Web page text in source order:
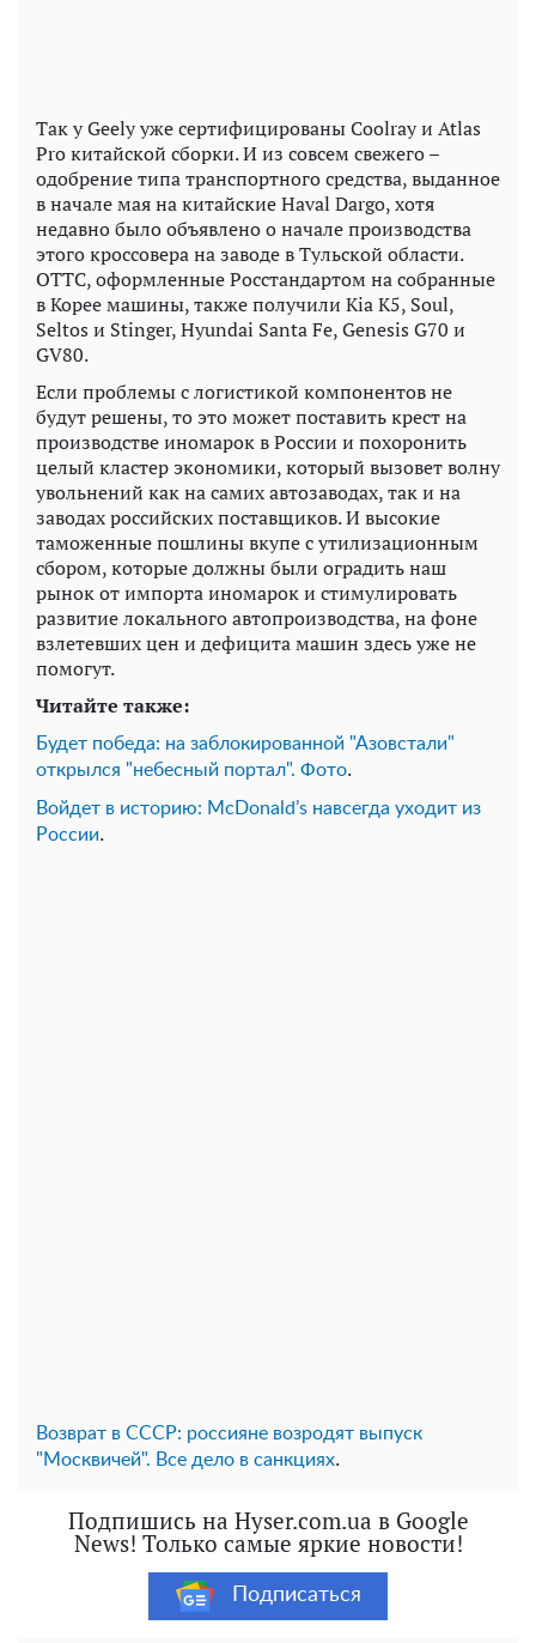
Так у Geely уже сертифицированы Coolray и Atlas
Pro китайской сборки. И из совсем свежего –
одобрение типа транспортного средства, выданное
в начале мая на китайские Haval Dargo, хотя
недавно было объявлено о начале производства
этого кроссовера на заводе в Тульской области.
ОТТС, оформленные Росстандартом на собранные
в Корее машины, также получили Kia K5, Soul,
Seltos и Stinger, Hyundai Santa Fe, Genesis G70 и
GV80.
Если проблемы с логистикой компонентов не
будут решены, то это может поставить крест на
производстве иномарок в России и похоронить
целый кластер экономики, который вызовет волну
увольнений как на самих автозаводах, так и на
заводах российских поставщиков. И высокие
таможенные пошлины вкупе с утилизационным
сбором, которые должны были оградить наш
рынок от импорта иномарок и стимулировать
развитие локального автопроизводства, на фоне
взлетевших цен и дефицита машин здесь уже не
помогут.
Читайте также:
Будет победа: на заблокированной "Азовстали"
открылся "небесный портал". Фото.
Войдет в историю: McDonald’s навсегда уходит из
России.
Возврат в СССР: россияне возродят выпуск
"Москвичей". Все дело в санкциях.
Подпишись на Hyser.com.ua в Google
News! Только самые яркие новости!
Подписаться